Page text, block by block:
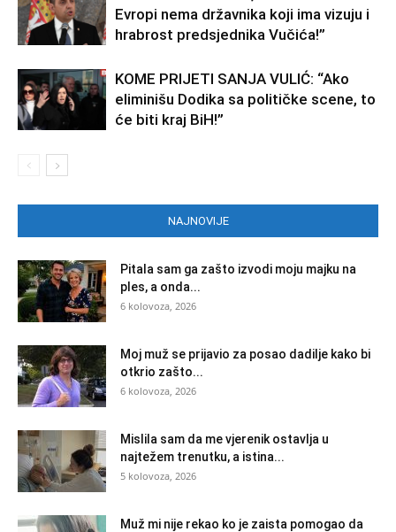
Evropi nema državnika koji ima vizuju i
hrabrost predsjednika Vučića!”
KOME PRIJETI SANJA VULIĆ: “Ako
eliminišu Dodika sa političke scene, to
će biti kraj BiH!”
NAJNOVIJE
Pitala sam ga zašto izvodi moju majku na
ples, a onda...
6 kolovoza, 2026
Moj muž se prijavio za posao dadilje kako bi
otkrio zašto...
6 kolovoza, 2026
Mislila sam da me vjerenik ostavlja u
najtežem trenutku, a istina...
5 kolovoza, 2026
Muž mi nije rekao ko je zaista pomogao da